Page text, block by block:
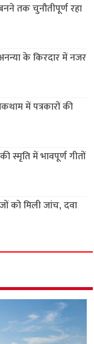
तक चुनौतीपूर्ण रहा
के किरदार में नजर
में पत्रकारों की
स्मृति में भावपूर्ण गीतों
को मिली जांच, दवा